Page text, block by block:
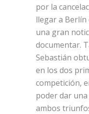
por la
llegar a Berlín
una gran
documentar.
Sebastián
en los dos
competición,
poder dar
ambos